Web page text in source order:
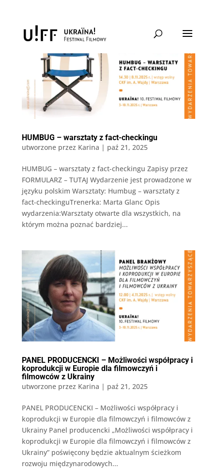
HUMBUG – warsztaty z fact-checkingu
utworzone przez Karina | paź 21, 2025
HUMBUG – warsztaty z fact-checkingu Zapisy przez
FORMULARZ – TUTAJ Wydarzenie jest prowadzone w
języku polskim Warsztaty: Humbug – warsztaty z
fact-checkinguTrenerka: Marta Glanc Opis
wydarzenia:Warsztaty otwarte dla wszystkich, na
którym można poznać bardziej...
PANEL PRODUCENCKI – Możliwości współpracy i
koprodukcji w Europie dla filmowczyń i
filmowców z Ukrainy
utworzone przez Karina | paź 21, 2025
PANEL PRODUCENCKI – Możliwości współpracy i
koprodukcji w Europie dla filmowczyń i filmowców z
Ukrainy Panel producencki „Możliwości współpracy i
koprodukcji w Europie dla filmowczyń i filmowców z
Ukrainy” poświęcony będzie aktualnym ścieżkom
rozwoju międzynarodowych...